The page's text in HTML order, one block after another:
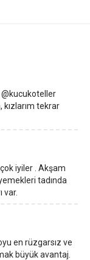
seçenekleri
arayanlar için
yer
tekrar
iyiler . Akşam
tadında
var.
en rüzgarsız ve
büyük avantaj.